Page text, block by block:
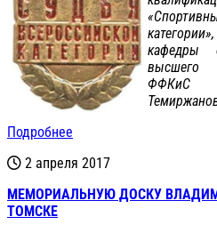
кафедры
высшего
ФФКиС
Подробнее
2 апреля 2017
МЕМОРИАЛЬНУЮ ДОСКУ
ТОМСКЕ